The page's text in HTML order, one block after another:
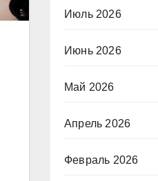
Июль 2026
Июнь 2026
Май 2026
Апрель 2026
Февраль 2026